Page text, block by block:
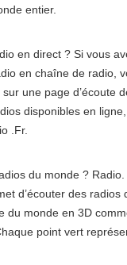
entier.
en direct ? Si vous
en chaîne de radio,
une page d’écoute
disponibles en
.Fr.
du monde ?
d’écouter des radios
du monde en 3D
point vert